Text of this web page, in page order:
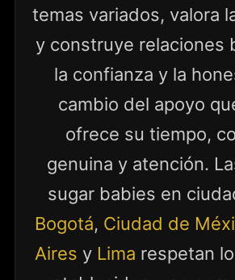
temas variados, valora
y construye relaciones
la confianza y la
cambio del apoyo
ofrece su tiempo,
genuina y atención.
sugar babies en
Bogotá, Ciudad de
Aires y Lima respetan